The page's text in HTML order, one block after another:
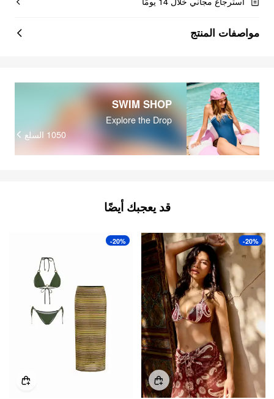
مواصفات المنتج
SWIM SHOP
Explore the Drop
1050 السلع
قد يعجبك أيضًا
-20%
-20%